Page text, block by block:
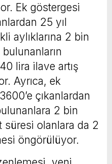
Ek göstergesi
25 yıl
aylıklarına 2 bin
lira ilave artış
Ayrıca, ek
çıkanlardan
2 bin
süresi olanlara da 2
öngörülüyor.